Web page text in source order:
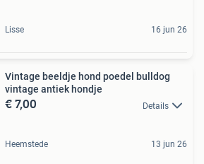
Lisse 16 jun 26
Vintage beeldje hond poedel bulldog
vintage antiek hondje
€ 7,00 Details
Heemstede 13 jun 26